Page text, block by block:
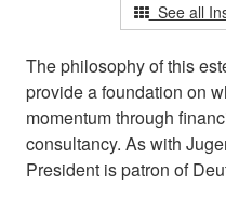
See all
The philosophy of this
provide a foundation on
momentum through
consultancy. As with
President is patron of